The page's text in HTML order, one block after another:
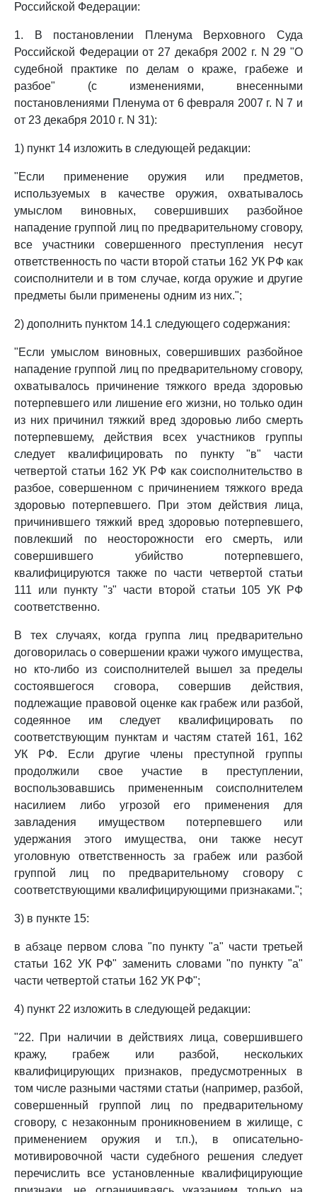
Российской Федерации:
1. В постановлении Пленума Верховного Суда
Российской Федерации от 27 декабря 2002 г. N 29 "О
судебной практике по делам о краже, грабеже и
разбое" (с изменениями, внесенными
постановлениями Пленума от 6 февраля 2007 г. N 7 и
от 23 декабря 2010 г. N 31):
1) пункт 14 изложить в следующей редакции:
"Если применение оружия или предметов,
используемых в качестве оружия, охватывалось
умыслом виновных, совершивших разбойное
нападение группой лиц по предварительному сговору,
все участники совершенного преступления несут
ответственность по части второй статьи 162 УК РФ как
соисполнители и в том случае, когда оружие и другие
предметы были применены одним из них.";
2) дополнить пунктом 14.1 следующего содержания:
"Если умыслом виновных, совершивших разбойное
нападение группой лиц по предварительному сговору,
охватывалось причинение тяжкого вреда здоровью
потерпевшего или лишение его жизни, но только один
из них причинил тяжкий вред здоровью либо смерть
потерпевшему, действия всех участников группы
следует квалифицировать по пункту "в" части
четвертой статьи 162 УК РФ как соисполнительство в
разбое, совершенном с причинением тяжкого вреда
здоровью потерпевшего. При этом действия лица,
причинившего тяжкий вред здоровью потерпевшего,
повлекший по неосторожности его смерть, или
совершившего убийство потерпевшего,
квалифицируются также по части четвертой статьи
111 или пункту "з" части второй статьи 105 УК РФ
соответственно.
В тех случаях, когда группа лиц предварительно
договорилась о совершении кражи чужого имущества,
но кто-либо из соисполнителей вышел за пределы
состоявшегося сговора, совершив действия,
подлежащие правовой оценке как грабеж или разбой,
содеянное им следует квалифицировать по
соответствующим пунктам и частям статей 161, 162
УК РФ. Если другие члены преступной группы
продолжили свое участие в преступлении,
воспользовавшись примененным соисполнителем
насилием либо угрозой его применения для
завладения имуществом потерпевшего или
удержания этого имущества, они также несут
уголовную ответственность за грабеж или разбой
группой лиц по предварительному сговору с
соответствующими квалифицирующими признаками.";
3) в пункте 15:
в абзаце первом слова "по пункту "а" части третьей
статьи 162 УК РФ" заменить словами "по пункту "а"
части четвертой статьи 162 УК РФ";
4) пункт 22 изложить в следующей редакции:
"22. При наличии в действиях лица, совершившего
кражу, грабеж или разбой, нескольких
квалифицирующих признаков, предусмотренных в
том числе разными частями статьи (например, разбой,
совершенный группой лиц по предварительному
сговору, с незаконным проникновением в жилище, с
применением оружия и т.п.), в описательно-
мотивировочной части судебного решения следует
перечислить все установленные квалифицирующие